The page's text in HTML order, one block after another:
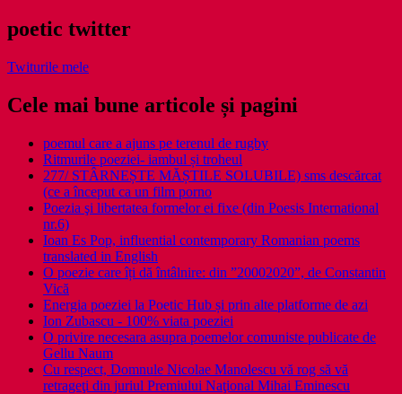
poetic twitter
Twiturile mele
Cele mai bune articole și pagini
poemul care a ajuns pe terenul de rugby
Ritmurile poeziei- iambul și troheul
277/ STÂRNEȘTE MĂȘTILE SOLUBILE) sms descărcat
(ce a început ca un film porno
Poezia şi libertatea formelor ei fixe (din Poesis International
nr.6)
Ioan Es Pop, influential contemporary Romanian poems
translated in English
O poezie care îți dă întâlnire: din ”20002020”, de Constantin
Vică
Energia poeziei la Poetic Hub și prin alte platforme de azi
Ion Zubascu - 100% viata poeziei
O privire necesara asupra poemelor comuniste publicate de
Gellu Naum
Cu respect, Domnule Nicolae Manolescu vă rog să vă
retrageţi din juriul Premiului Naţional Mihai Eminescu